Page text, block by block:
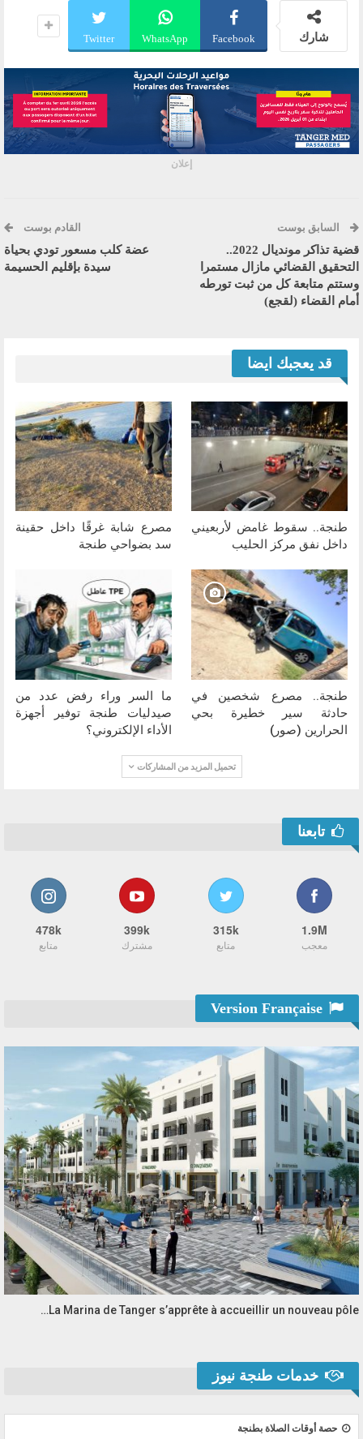
شارك Facebook
WhatsApp
Twitter
إعلان
السابق بوست
قضية تذاكر مونديال 2022..
التحقيق القضائي مازال مستمرا
وستتم متابعة كل من ثبت تورطه
أمام القضاء (لقجع)
القادم بوست
عضة كلب مسعور تودي بحياة
سيدة بإقليم الحسيمة
قد يعجبك ايضا
طنجة.. سقوط غامض لأربعيني
داخل نفق مركز الحليب
مصرع شابة غرقًا داخل حقينة
سد بضواحي طنجة
طنجة.. مصرع شخصين في
حادثة سير خطيرة بحي
الحرارين (صور)
ما السر وراء رفض عدد من
صيدليات طنجة توفير أجهزة
الأداء الإلكتروني؟
تحميل المزيد من المشاركات
تابعنا
1.9M
معجب
315k
متابع
399k
مشترك
478k
متابع
La Marina de Tanger s’apprête à accueillir un nouveau pôle…
خدمات طنجة نيوز
حصة أوقات الصلاة بطنجة